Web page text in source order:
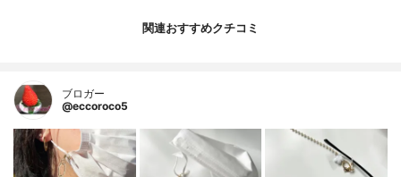
関連おすすめクチコミ
ブロガー
@eccoroco5